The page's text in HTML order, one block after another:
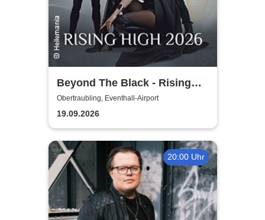
Beyond The Black - Rising
High 2026
Obertraubling, Eventhall-Airport
19.09.2026
20:00 Uhr